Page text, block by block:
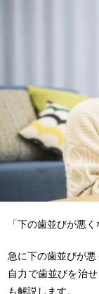
「下の歯並びが悪
急に下の歯並びが悪
自力で歯並びを治
も解説します。